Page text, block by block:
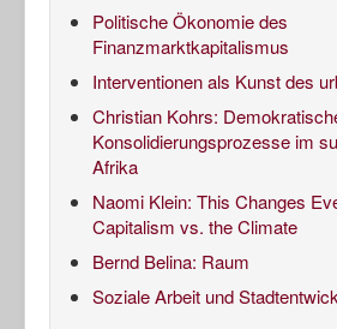
Politische Ökonomie des
Finanzmarktkapitalismus
Interventionen als Kunst des
Christian Kohrs:
Konsolidierungsprozesse im
Afrika
Naomi Klein: This Changes
Capitalism vs. the Climate
Bernd Belina: Raum
Soziale Arbeit und